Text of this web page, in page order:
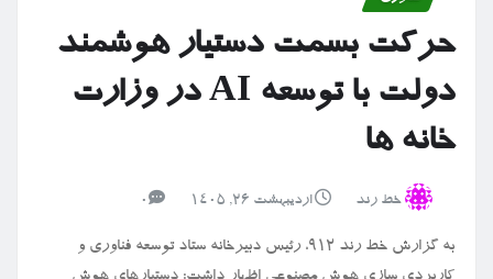
حرکت بسمت دستیار هوشمند
دولت با توسعه AI در وزارت
خانه ها
خط رند اردیبهشت ۲۶, ۱۴۰۵ 0
به گزارش خط رند 912، رئیس دبیرخانه ستاد توسعه فناوری و